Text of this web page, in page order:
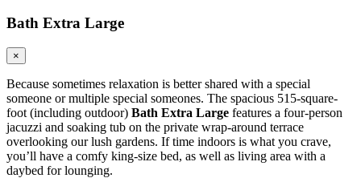
Bath Extra Large
×
Because sometimes relaxation is better shared with a special
someone or multiple special someones. The spacious 515-square-
foot (including outdoor) Bath Extra Large features a four-person
jacuzzi and soaking tub on the private wrap-around terrace
overlooking our lush gardens. If time indoors is what you crave,
you’ll have a comfy king-size bed, as well as living area with a
daybed for lounging.